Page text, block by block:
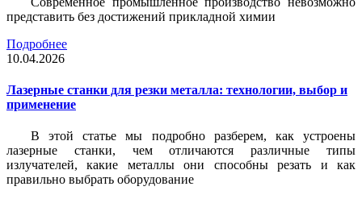
представить без достижений прикладной химии
Подробнее
10.04.2026
Лазерные станки для резки металла: технологии, выбор и
применение
В этой статье мы подробно разберем, как устроены
лазерные станки, чем отличаются различные типы
излучателей, какие металлы они способны резать и как
правильно выбрать оборудование